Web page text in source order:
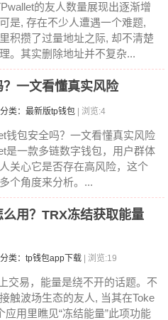
的友人数量展现出逐渐增
是, 存在不少人遭遇一个难题,
积攒了过量地址之际, 却不清楚
。其实删除地址并不复杂...
一文看懂真实风险
分类：最新版tp钱包 | 浏览:4
钱包安全吗？一文看懂真实风险
是一款多链数字钱包，用户群体
关心它是否存在高风险，这个
个角度来分析。...
用？TRX冻结获取能量
分类：tp钱包app下载 | 浏览:19
交易，能量是绕不开的话题。不
触波场生态的友人, 当其在Toke
应用里瞧见“冻结能量”此项功能